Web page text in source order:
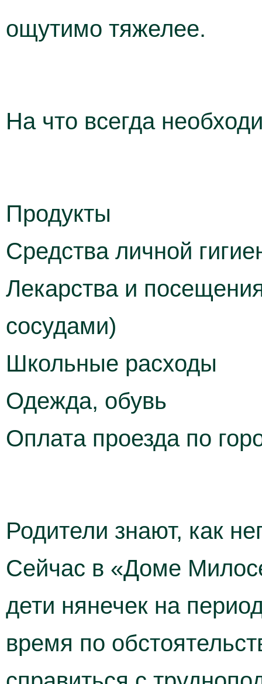
ощутимо тяжелее.
На что всегда
Продукты
Средства личной
Лекарства и
сосудами)
Школьные расходы
Одежда, обувь
Оплата проезда по
Родители знают, как
Сейчас в «Доме
дети нянечек на
время по